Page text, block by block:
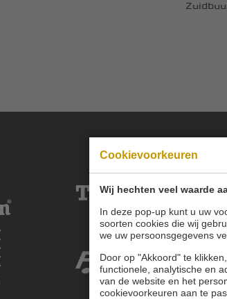
Cookievoorkeuren
Wij hechten veel waarde
In deze pop-up kunt u uw
soorten cookies die wij
we uw persoonsgegevens
Door op "Akkoord" te
functionele, analytische en
van de website en het
cookievoorkeuren aan te